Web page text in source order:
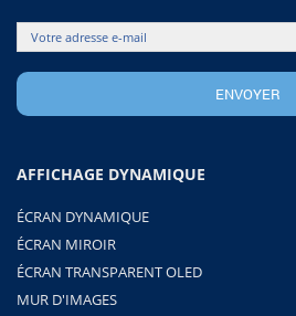
AFFICHAGE DYNAMIQUE
ÉCRAN DYNAMIQUE
ÉCRAN MIROIR
ÉCRAN TRANSPARENT OLED
MUR D'IMAGES